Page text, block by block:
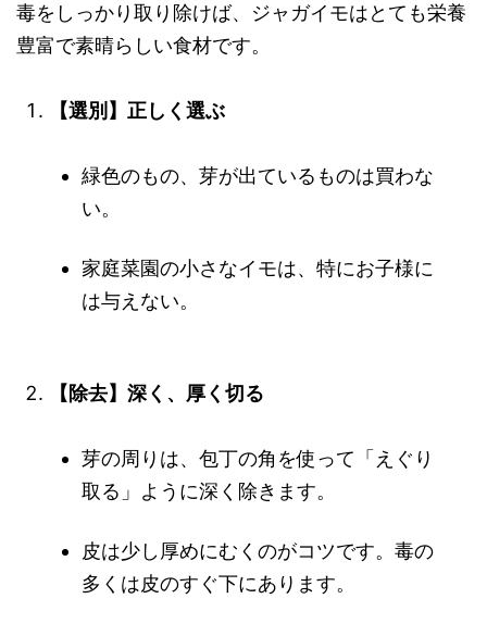
毒をしっかり取り除けば、ジャガイモはとても栄養
豊富で素晴らしい食材です。
【選別】正しく選ぶ
緑色のもの、芽が出ているものは買わな
い。
家庭菜園の小さなイモは、特にお子様に
は与えない。
【除去】深く、厚く切る
芽の周りは、包丁の角を使って「えぐり
取る」ように深く除きます。
皮は少し厚めにむくのがコツです。毒の
多くは皮のすぐ下にあります。